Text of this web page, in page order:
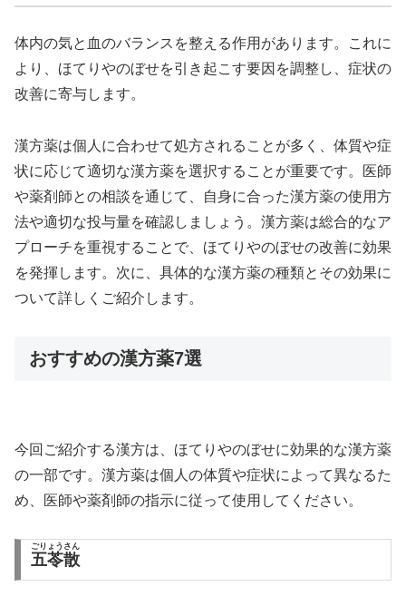
体内の気と血のバランスを整える作用があります。これに
より、ほてりやのぼせを引き起こす要因を調整し、症状の
改善に寄与します。
漢方薬は個人に合わせて処方されることが多く、体質や症
状に応じて適切な漢方薬を選択することが重要です。医師
や薬剤師との相談を通じて、自身に合った漢方薬の使用方
法や適切な投与量を確認しましょう。漢方薬は総合的なア
プローチを重視することで、ほてりやのぼせの改善に効果
を発揮します。次に、具体的な漢方薬の種類とその効果に
ついて詳しくご紹介します。
おすすめの漢方薬7選
今回ご紹介する漢方は、ほてりやのぼせに効果的な漢方薬
の一部です。漢方薬は個人の体質や症状によって異なるた
め、医師や薬剤師の指示に従って使用してください。
五苓散
ごりょうさん